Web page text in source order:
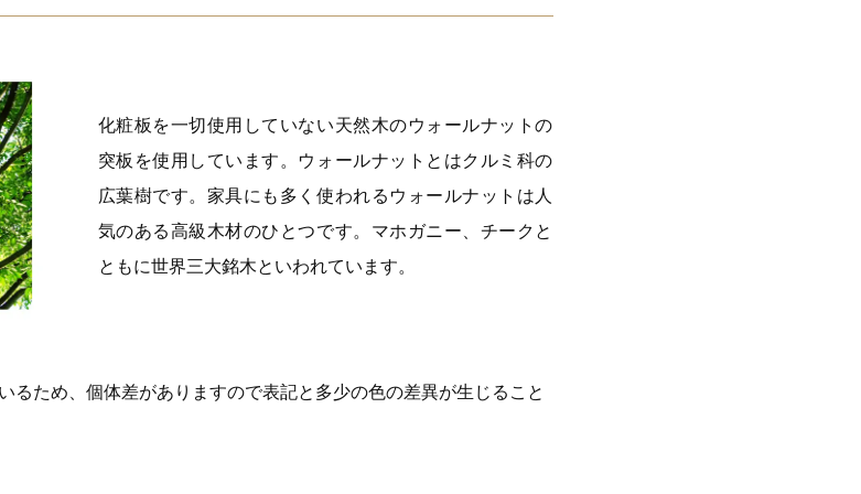
化粧板を一切使用していない天然木のウォールナットの
突板を使用しています。ウォールナットとはクルミ科の
広葉樹です。家具にも多く使われるウォールナットは人
気のある高級木材のひとつです。マホガニー、チークと
ともに世界三大銘木といわれています。
るため、個体差がありますので表記と多少の色の差異が生じること